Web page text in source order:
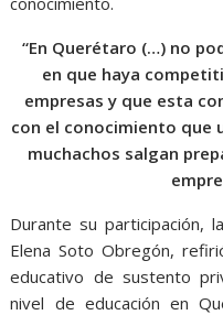
“En Querétaro (…) no
en que haya
empresas y que esta
con el conocimiento que
muchachos salgan
Durante su participación,
Elena Soto Obregón,
educativo de sustento
nivel de educación en